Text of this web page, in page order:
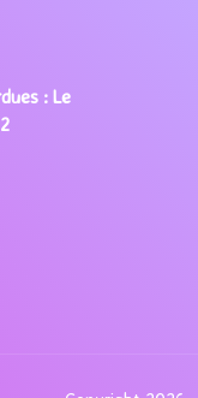
: Le